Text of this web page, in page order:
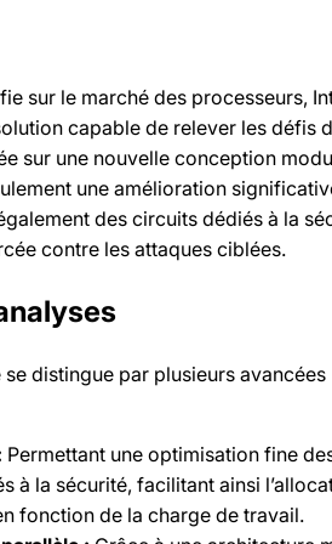
sur le marché des processeurs,
capable de relever les défis
sur une nouvelle conception
une amélioration
des circuits dédiés à la
contre les attaques ciblées.
distingue par plusieurs avancées
Permettant une optimisation fine
à la sécurité, facilitant ainsi
fonction de la charge de travail.